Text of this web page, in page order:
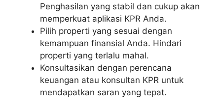
Penghasilan yang stabil dan cukup akan
memperkuat aplikasi KPR Anda.
Pilih properti yang sesuai dengan
kemampuan finansial Anda. Hindari
properti yang terlalu mahal.
Konsultasikan dengan perencana
keuangan atau konsultan KPR untuk
mendapatkan saran yang tepat.